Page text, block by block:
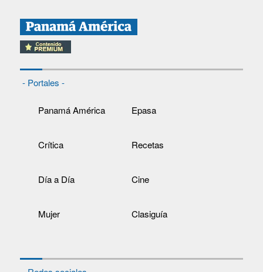
- Portales -
Panamá América Epasa
Crítica Recetas
Día a Día Cine
Mujer Clasiguía